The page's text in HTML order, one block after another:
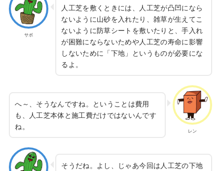
サボ
人工芝を敷くときには、人工芝が凸凹になら
ないように山砂を入れたり、雑草が生えてこ
ないように防草シートを敷いたりと、手入れ
が困難にならないためや人工芝の寿命に影響
しないために「下地」というものが必要にな
るよ。
レン
へ～、そうなんですね。ということは費用
も、人工芝本体と施工費だけではないんです
ね。
そうだね。よし、じゃあ今回は人工芝の下地